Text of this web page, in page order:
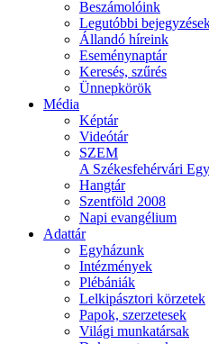
Beszámolóink
Legutóbbi
Állandó híreink
Eseménynaptár
Keresés, szűrés
Ünnepkörök
Média
Képtár
Videótár
SZEM
A Székesfehérvári
Hangtár
Szentföld 2008
Napi evangélium
Adattár
Egyházunk
Intézmények
Plébániák
Lelkipásztori körzetek
Papok, szerzetesek
Világi munkatársak